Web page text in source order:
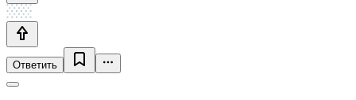
Ответить